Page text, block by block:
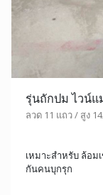
รุ่นถักปม ไวน์แ
ลวด 11 แถว / สูง
เหมาะสำหรับ ล้อ
กันคนบุกรุก